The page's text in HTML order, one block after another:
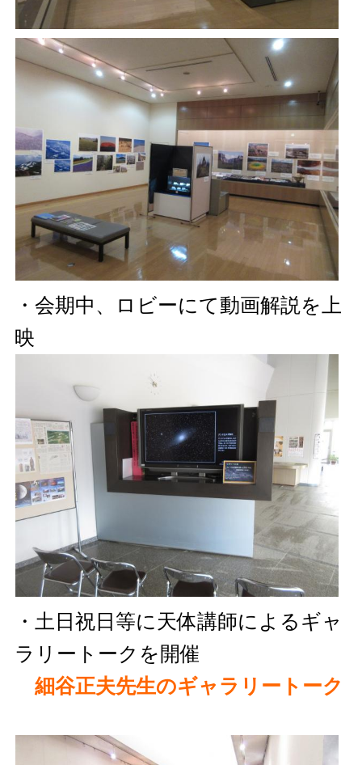
・会期中、ロビーにて動画解説を上
映
・土日祝日等に天体講師によるギャ
ラリートークを開催
細谷正夫先生のギャラリートーク